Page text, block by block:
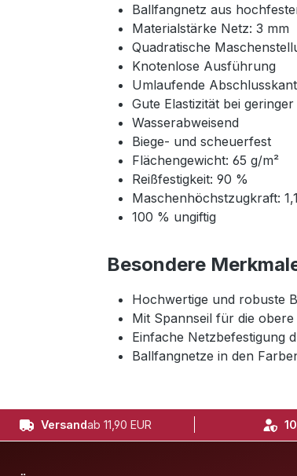
Ballfangnetz aus
Materialstärke Netz: 3 mm
Quadratische
Knotenlose Ausführung
Umlaufende
Gute Elastizität bei
Wasserabweisend
Biege- und scheuerfest
Flächengewicht: 65 g/m²
Reißfestigkeit: 90 %
Maschenhöchstzugkraft:
100 % ungiftig
Besondere
Hochwertige und robuste
Mit Spannseil für die
Einfache Netzbefestigung
Ballfangnetze in den
Versandab 11,90 EUR